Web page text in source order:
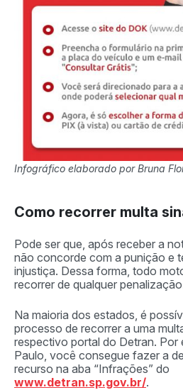
Infográfico elaborado por Bruna
Como recorrer multa
Pode ser que, após receber a
não concorde com a punição e
injustiça. Dessa forma, todo
recorrer de qualquer
Na maioria dos estados, é
processo de recorrer a uma
respectivo portal do Detran. Por
Paulo, você consegue fazer a
recurso na aba “Infrações” do
www.detran.sp.gov.br/.